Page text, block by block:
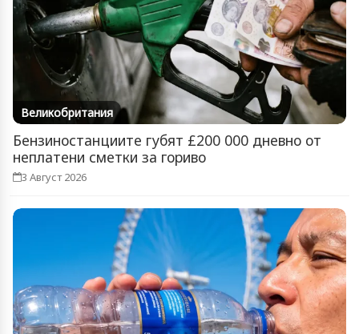
Великобритания
Бензиностанциите губят £200 000 дневно от
неплатени сметки за гориво
3 Август 2026